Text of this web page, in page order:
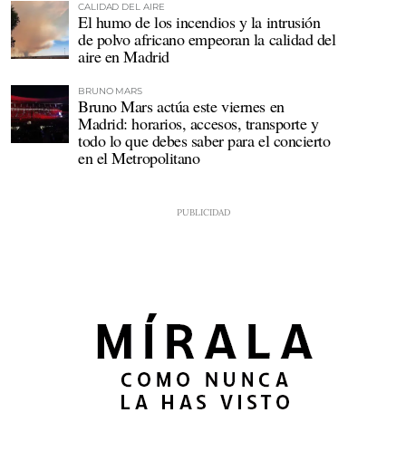
CALIDAD DEL AIRE
El humo de los incendios y la intrusión
de polvo africano empeoran la calidad del
aire en Madrid
BRUNO MARS
Bruno Mars actúa este viernes en
Madrid: horarios, accesos, transporte y
todo lo que debes saber para el concierto
en el Metropolitano